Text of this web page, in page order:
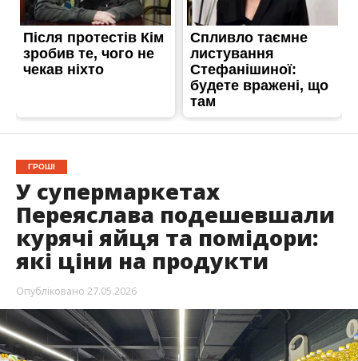
ГРОШІ
У супермаркетах
Переяслава подешевшали
курячі яйця та помідори:
які ціни на продукти
Опубліковано 27.05.2026